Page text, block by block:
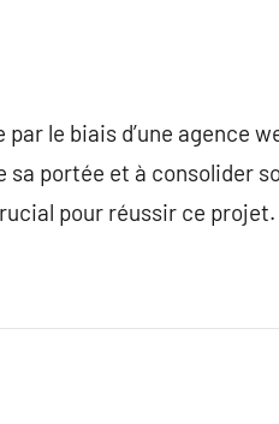
le biais d’une agence
portée et à consolider
pour réussir ce projet.